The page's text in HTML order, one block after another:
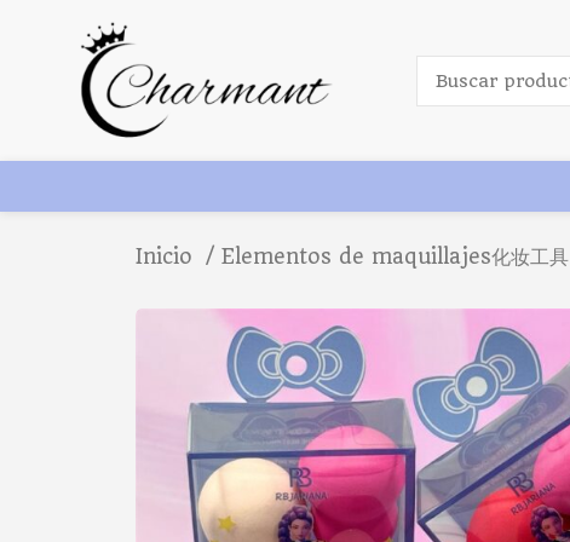
Inicio Elementos de maquillajes化妆工具